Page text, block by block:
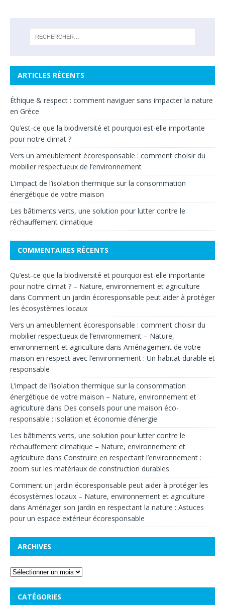
ARTICLES RÉCENTS
Éthique & respect : comment naviguer sans impacter la nature
en Grèce
Qu’est-ce que la biodiversité et pourquoi est-elle importante
pour notre climat ?
Vers un ameublement écoresponsable : comment choisir du
mobilier respectueux de l’environnement
L’impact de l’isolation thermique sur la consommation
énergétique de votre maison
Les bâtiments verts, une solution pour lutter contre le
réchauffement climatique
COMMENTAIRES RÉCENTS
Qu’est-ce que la biodiversité et pourquoi est-elle importante
pour notre climat ? – Nature, environnement et agriculture
dans Comment un jardin écoresponsable peut aider à protéger
les écosystèmes locaux
Vers un ameublement écoresponsable : comment choisir du
mobilier respectueux de l’environnement – Nature,
environnement et agriculture dans Aménagement de votre
maison en respect avec l’environnement : Un habitat durable et
responsable
L’impact de l’isolation thermique sur la consommation
énergétique de votre maison – Nature, environnement et
agriculture dans Des conseils pour une maison éco-
responsable : isolation et économie d’énergie
Les bâtiments verts, une solution pour lutter contre le
réchauffement climatique – Nature, environnement et
agriculture dans Construire en respectant l’environnement :
zoom sur les matériaux de construction durables
Comment un jardin écoresponsable peut aider à protéger les
écosystèmes locaux – Nature, environnement et agriculture
dans Aménager son jardin en respectant la nature : Astuces
pour un espace extérieur écoresponsable
ARCHIVES
CATÉGORIES